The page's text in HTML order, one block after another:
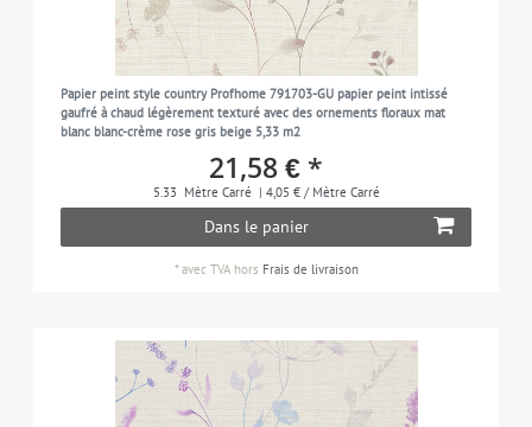
Papier peint style country Profhome 791703-GU papier peint intissé
gaufré à chaud légèrement texturé avec des ornements floraux mat
blanc blanc-crème rose gris beige 5,33 m2
21,58 € *
5.33 Mètre Carré | 4,05 € / Mètre Carré
Dans le panier
*avec TVAhors Frais de livraison